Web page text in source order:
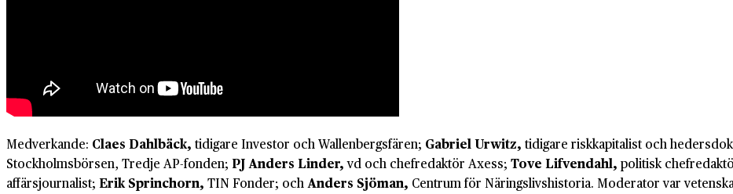
Medverkande: Claes Dahlbäck, tidigare Investor och Wallenbergsfären; Gabriel Urwitz, tidigare riskkapitalist och
Stockholmsbörsen, Tredje AP-fonden; PJ Anders Linder,vd och chefredaktör Axess; Tove Lifvendahl, politisk
affärsjournalist; Erik Sprinchorn, TIN Fonder; ochAnders Sjöman, Centrum för Näringslivshistoria. Moderator var